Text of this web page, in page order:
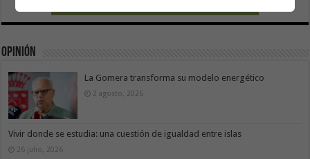
Opinión
La Gomera transforma su modelo energético
2 agosto, 2026
Vivir donde se estudia: una cuestión de igualdad entre islas
26 julio, 2026